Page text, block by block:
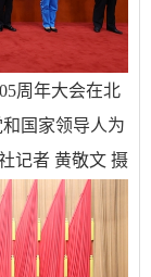
周年大会在北
国家领导人为
记者 黄敬文 摄